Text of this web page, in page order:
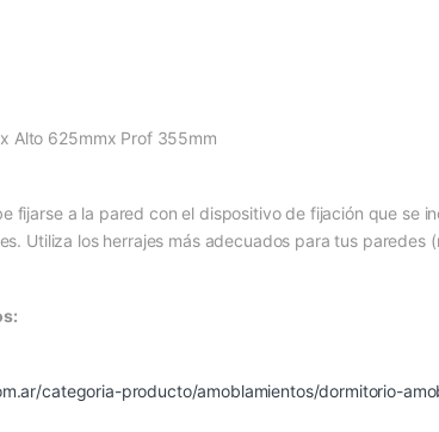
Alto 625mmx Prof 355mm
fijarse a la pared con el dispositivo de fijación que se
Utiliza los herrajes más adecuados para tus paredes
categoria-producto/amoblamientos/dormitorio-